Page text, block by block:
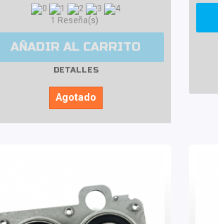
1 Reseña(s)
AÑADIR AL CARRITO
DETALLES
Agotado